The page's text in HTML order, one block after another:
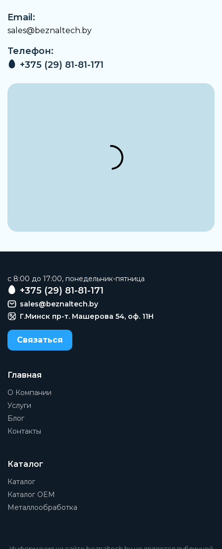
Артикул
ISB
Материал корпуса
Нержавеющая сталь
Email:
sales@beznaltech.by
Телефон:
+375 (29) 81-81-171
c 8:00 до 17:00, понедельник-пятница
+375 (29) 81-81-171
sales@beznaltech.by
Г.Минск пр-т. Машерова 54, оф. 11H
Связаться
Главная
О Компании
Услуги
Блог
Контакты
Каталог
Каталог
Каталог OEM
Металлообработка